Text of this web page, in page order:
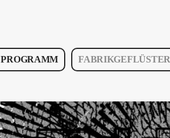
PROGRAMM FABRIKGEFLÜSTER